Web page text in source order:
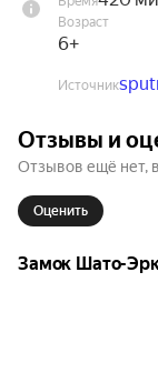
Что
замка (100
Место
(Курортный
Возраст
6+
Источник
Отзывы и
Отзывов ещё нет,
Оценить
Замок Шато-